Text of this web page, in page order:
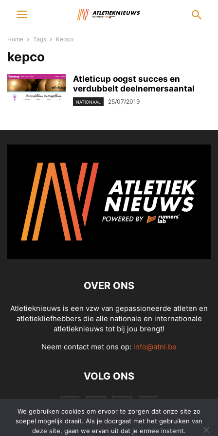
Home Tags Kepco
kepco
Atleticup oogst succes en
verdubbelt deelnemersaantal
NATIONAAL 25/07/2019
OVER ONS
Atletieknieuws is een vzw van gepassioneerde atleten en
atletiekliefhebbers die alle nationale en internationale
atletieknieuws tot bij jou brengt!
Neem contact met ons op: info@atni.be
VOLG ONS
We gebruiken cookies om ervoor te zorgen dat onze site zo
soepel mogelijk draait. Als je doorgaat met het gebruiken van
deze site, gaan we ervan uit dat je ermee instemt.